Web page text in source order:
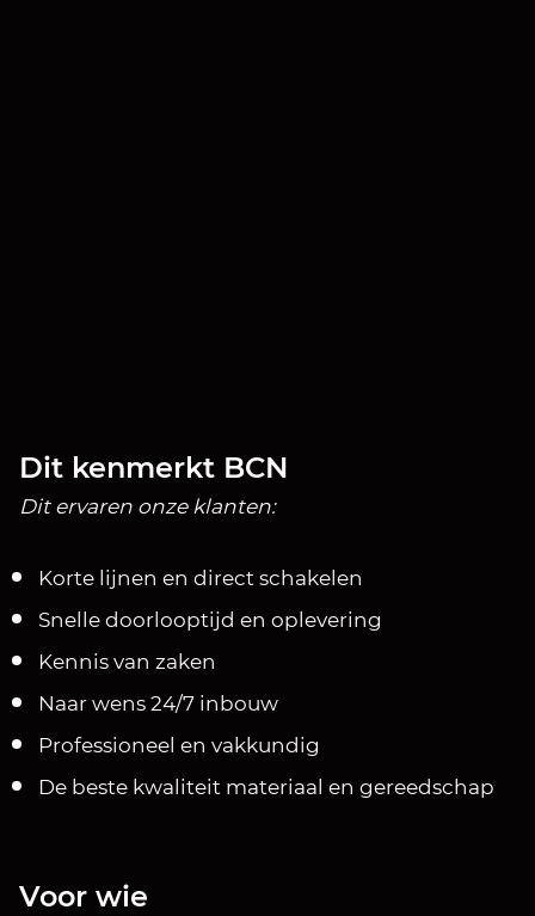
Dit kenmerkt BCN
Dit ervaren onze klanten:
Korte lijnen en direct schakelen
Snelle doorlooptijd en oplevering
Kennis van zaken
Naar wens 24/7 inbouw
Professioneel en vakkundig
De beste kwaliteit materiaal en gereedschap
Voor wie